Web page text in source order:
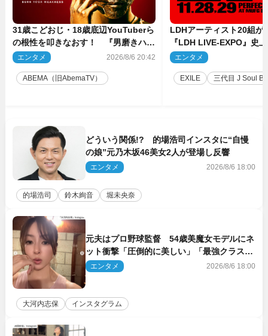
31歳こどおじ・18歳底辺YouTuberら
の根性を叩きなおす！ 『男磨きハウ
ス』第2弾コーチ陣発表
エンタメ 2026/8/6 20:42
ABEMA（旧AbemaTV）
LDHアーティスト20組
『LDH LIVE‐EXPO』史
技場で開催決定
エンタメ
EXILE 三代目 J Soul
どういう関係!? 的場浩司インスタに“自慢
の娘”元乃木坂46美女2人が登場し反響
エンタメ 2026/8/6 18:00
的場浩司 鈴木絢音 堀未央奈
元夫はプロ野球監督 54歳美魔女モデルにネ
ット衝撃「圧倒的に美しい」「最強クラス」
「うっとり」
エンタメ 2026/8/6 18:00
大河内志保 インスタグラム